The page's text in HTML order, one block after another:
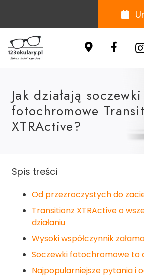
Jak działają soczewki
fotochromowe
XTRActive?
Spis treści
Od przezroczystych do
Transitionz XTRActive o
działaniu
Wysoki współczynnik
Soczewki fotochromowe to
Najpopularniejsze pytania i